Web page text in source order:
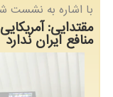
با اشاره به نشست
مقتدایی:
منافع ایران ندارد